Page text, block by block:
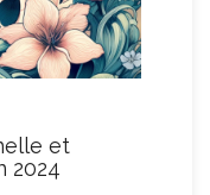
et
2024